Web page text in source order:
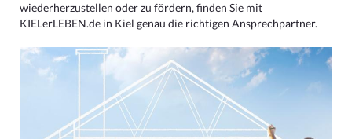
wiederherzustellen oder zu fördern, finden Sie mit
KIELerLEBEN.de in Kiel genau die richtigen Ansprechpartner.